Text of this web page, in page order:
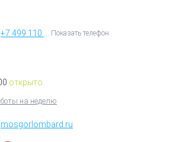
Показать телефон
открыто
на неделю
mosgorlombard.ru